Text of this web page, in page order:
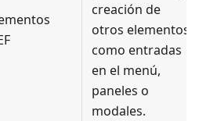
creación de
otros elementos
como entradas
en el menú,
paneles o
modales.